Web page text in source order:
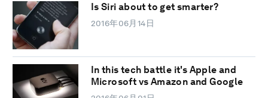
Is Siri about to get smarter?
2016年06月14日
In this tech battle it's Apple and
Microsoft vs Amazon and Google